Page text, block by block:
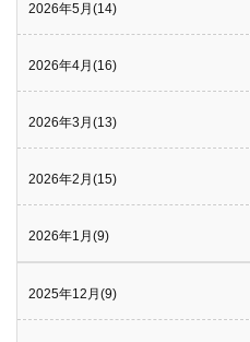
2026年5月(14)
2026年4月(16)
2026年3月(13)
2026年2月(15)
2026年1月(9)
2025年12月(9)